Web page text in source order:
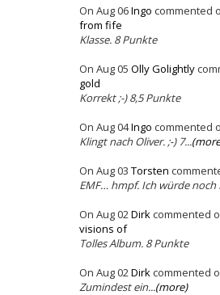
On Aug 06Ingo commented
from fife
Klasse. 8 Punkte
On Aug 05 Olly Golightly
gold
Korrekt ;-) 8,5 Punkte
On Aug 04Ingo commented
Klingt nach Oliver. ;-) 7...
On Aug 03 Torsten
EMF… hmpf. Ich würde noch
On Aug 02Dirkcommented
visions of
Tolles Album. 8 Punkte
On Aug 02Dirkcommented
Zumindest ein...(more)